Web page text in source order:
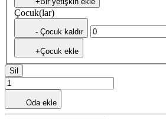
Çocuk(lar)
- Çocuk kaldır
+Çocuk ekle
Sil
Oda ekle